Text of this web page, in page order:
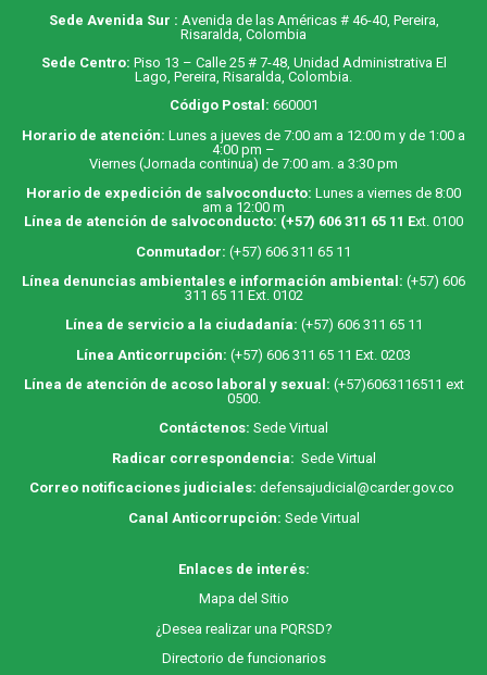
Sede Avenida Sur : Avenida de las Américas # 46-40, Pereira,
Risaralda, Colombia
Sede Centro: Piso 13 – Calle 25 # 7-48, Unidad Administrativa El
Lago, Pereira, Risaralda, Colombia.
Código Postal: 660001
Horario de atención: Lunes a jueves de 7:00 am a 12:00 m y de 1:00 a
4:00 pm –
Viernes (Jornada continua) de 7:00 am. a 3:30 pm
Horario de expedición de salvoconducto: Lunes a viernes de 8:00
am a 12:00 m
Línea de atención de salvoconducto: (+57) 606 311 65 11 Ext. 0100
Conmutador: (+57) 606 311 65 11
Línea denuncias ambientales e información ambiental: (+57) 606
311 65 11 Ext. 0102
Línea de servicio a la ciudadanía: (+57) 606 311 65 11
Línea Anticorrupción: (+57) 606 311 65 11 Ext. 0203
Línea de atención de acoso laboral y sexual: (+57)6063116511 ext
0500.
Contáctenos: Sede Virtual
Radicar correspondencia: Sede Virtual
Correo notificaciones judiciales: defensajudicial@carder.gov.co
Canal Anticorrupción: Sede Virtual
Enlaces de interés:
Mapa del Sitio
¿Desea realizar una PQRSD?
Directorio de funcionarios